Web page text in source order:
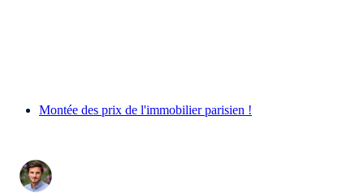
Montée des prix de l'immobilier parisien !